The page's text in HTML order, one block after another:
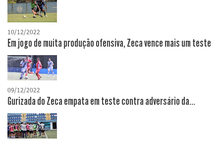
10/12/2022
Em jogo de muita produção ofensiva, Zeca vence mais um teste
09/12/2022
Gurizada do Zeca empata em teste contra adversário da...